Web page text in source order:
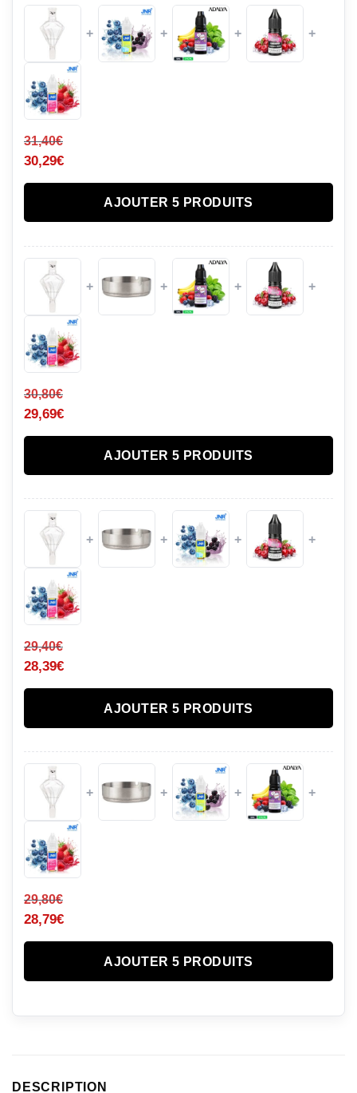
+ + + +
31,40€
30,29€
AJOUTER 5 PRODUITS
+ + + +
30,80€
29,69€
AJOUTER 5 PRODUITS
+ + + +
29,40€
28,39€
AJOUTER 5 PRODUITS
+ + + +
29,80€
28,79€
AJOUTER 5 PRODUITS
DESCRIPTION